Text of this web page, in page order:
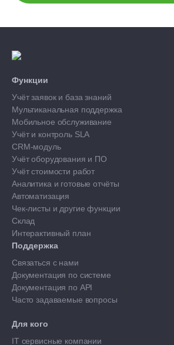
Функции
Учёт заявок и база знаний
Мультиканальная поддержка
Мобильное обслуживание
Учёт и контроль SLA
CRM-модуль
Учёт оборудования и ПО
Учёт стоимости работ
Аналитика и готовые отчёты
Автоматизация
Чек-листы и другие функции
Склад
Интерактивный план
Поддержка
Связаться с нами
Документация по системе
Документация по API
Часто задаваемые вопросы
Для кого
IT сервисные компании